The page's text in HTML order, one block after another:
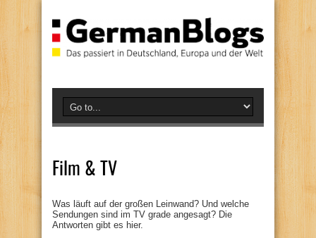
Film & TV
Was läuft auf der großen Leinwand? Und welche
Sendungen sind im TV grade angesagt? Die
Antworten gibt es hier.